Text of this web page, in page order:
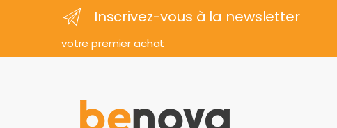
Inscrivez-vous à la newsletter
votre premier achat